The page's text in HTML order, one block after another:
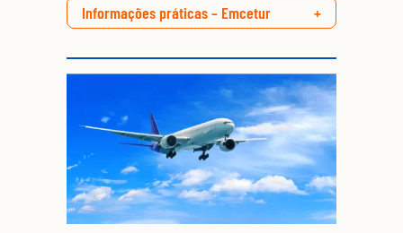
Informações práticas – Emcetur